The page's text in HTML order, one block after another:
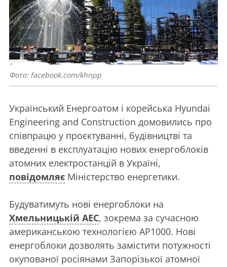
Фото: facebook.com/khnpp
Український Енергоатом і корейська Hyundai
Engineering and Construction домовились про
співпрацю у проєктуванні, будівництві та
введенні в експлуатацію нових енергоблоків
атомних електростанцій в Україні,
повідомляє Міністерство енергетики.
Будуватимуть нові енергоблоки на
Хмельницькій АЕС, зокрема за сучасною
американською технологією АР1000. Нові
енергоблоки дозволять замістити потужності
окупованої росіянами Запорізької атомної